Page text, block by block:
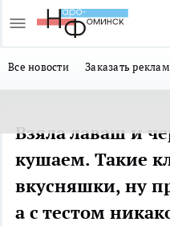
Все новости Заказать
Взяла лаваш и
кушаем. Такие
вкусняшки, ну
а с тестом